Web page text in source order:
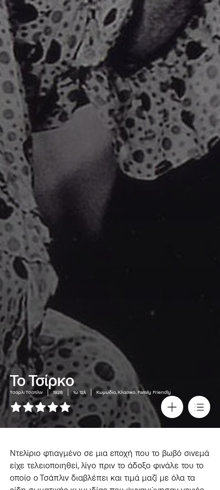
Το Τσίρκο
Τσάρλι Τσάπλιν 1928 1ώ 12λ Κωμωδία, Κλασικό, Family Friendly
Ντελίριο φτιαγμένο σε μια εποχή που το βωβό σινεμά
είχε τελειοποιηθεί, λίγο πριν το άδοξο φινάλε του το
οποίο ο Τσάπλιν διαβλέπει και τιμά μαζί με όλα τα